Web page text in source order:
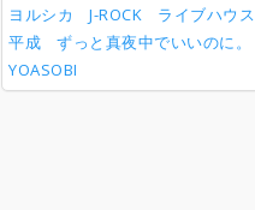
ヨルシカ
J-ROCK ライブハウス
平成
ずっと真夜中でいいのに。
YOASOBI